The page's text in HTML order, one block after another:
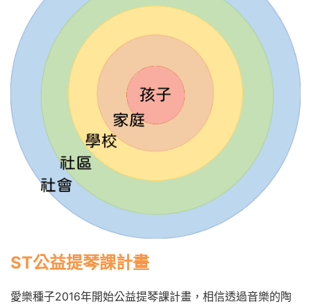
ST公益提琴課計畫
愛樂種子2016年開始公益提琴課計畫，相信透過音樂的陶